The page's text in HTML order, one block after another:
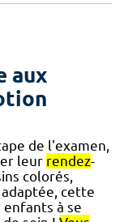
aux
de l'examen,
leur rendez-
colorés,
cette
à se